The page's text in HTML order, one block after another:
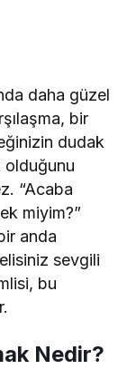
daha güzel
bir
dudak
olduğunu
“Acaba
miyim?”
anda
sevgili
bu
Nedir?